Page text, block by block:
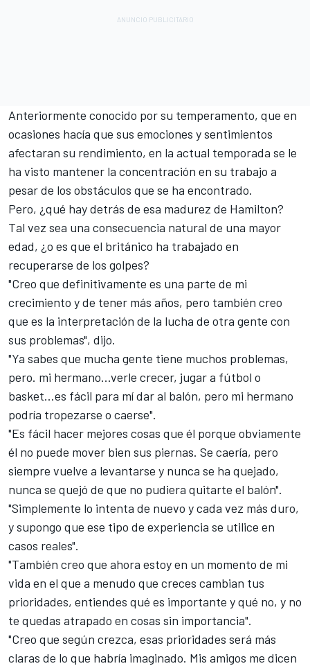
Anteriormente conocido por su temperamento, que en
ocasiones hacía que sus emociones y sentimientos
afectaran su rendimiento, en la actual temporada se le
ha visto mantener la concentración en su trabajo a
pesar de los obstáculos que se ha encontrado.
Pero, ¿qué hay detrás de esa madurez de Hamilton?
Tal vez sea una consecuencia natural de una mayor
edad, ¿o es que el británico ha trabajado en
recuperarse de los golpes?
"Creo que definitivamente es una parte de mi
crecimiento y de tener más años, pero también creo
que es la interpretación de la lucha de otra gente con
sus problemas", dijo.
"Ya sabes que mucha gente tiene muchos problemas,
pero. mi hermano...verle crecer, jugar a fútbol o
basket...es fácil para mí dar al balón, pero mi hermano
podría tropezarse o caerse".
"Es fácil hacer mejores cosas que él porque obviamente
él no puede mover bien sus piernas. Se caería, pero
siempre vuelve a levantarse y nunca se ha quejado,
nunca se quejó de que no pudiera quitarte el balón".
"Simplemente lo intenta de nuevo y cada vez más duro,
y supongo que ese tipo de experiencia se utilice en
casos reales".
"También creo que ahora estoy en un momento de mi
vida en el que a menudo que creces cambian tus
prioridades, entiendes qué es importante y qué no, y no
te quedas atrapado en cosas sin importancia".
"Creo que según crezca, esas prioridades será más
claras de lo que habría imaginado. Mis amigos me dicen